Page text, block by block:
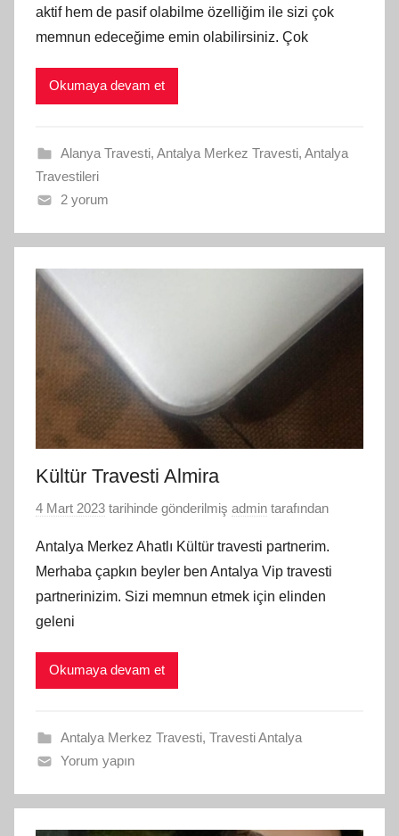
aktif hem de pasif olabilme özelliğim ile sizi çok
memnun edeceğime emin olabilirsiniz. Çok
Okumaya devam et
Alanya Travesti, Antalya Merkez Travesti, Antalya
Travestileri
2 yorum
Kültür Travesti Almira
4 Mart 2023 tarihinde gönderilmiş admin tarafından
Antalya Merkez Ahatlı Kültür travesti partnerim.
Merhaba çapkın beyler ben Antalya Vip travesti
partnerinizim. Sizi memnun etmek için elinden
geleni
Okumaya devam et
Antalya Merkez Travesti, Travesti Antalya
Yorum yapın